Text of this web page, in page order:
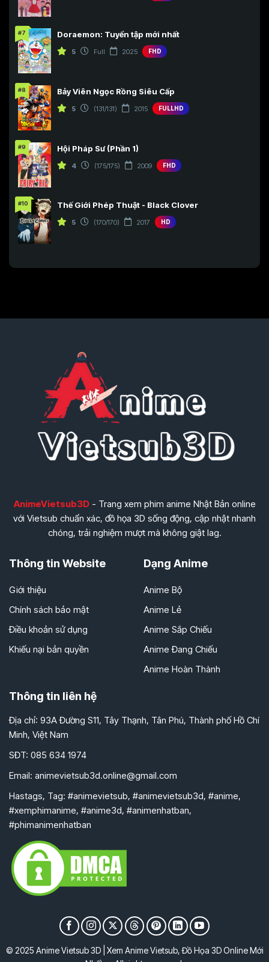
#7 Doraemon: Tuyển tập mới nhất
5 Full 2025 FHD
#8 Bảy Viên Ngọc Rồng Siêu Cấp
5 (131/131) 2015 FULLHD
#9 Hội Pháp Sư (Phần 1)
4 (175/175) 2009 FHD
#10 Thế Giới Phép Thuật - Black Clover
5 (170/170) 2017 HD
AnimeVietsub3D- Trang xem phim anime Nhật Bản online
với Vietsub chuẩn xác, đồ họa 3D sống động, cập nhật nhanh
chóng, trải nghiệm mượt mà không giật lag.
Thông tin Website
Giới thiệu
Chính sách bảo mật
Điều khoản sử dụng
Khiếu nại bản quyền
Dạng Anime
Anime Bộ
Anime Lẻ
Anime Sắp Chiếu
Anime Đang Chiếu
Anime Hoàn Thành
Thông tin liên hệ
Địa chỉ: 93A Đường S11, Tây Thạnh, Tân Phú, Thành phố Hồ Chí
Minh, Việt Nam
SĐT: 085 634 1974
Email: animevietsub3d.online@gmail.com
Hastags, Tag: #animevietsub, #animevietsub3d, #anime,
#xemphimanime, #anime3d, #animenhatban,
#phimanimenhatban
© 2025 Anime Vietsub 3D | Xem Anime Vietsub, Đồ Họa 3D Online Mới